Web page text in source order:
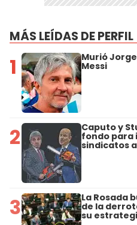
MÁS LEÍDAS DE PERFIL
1 Murió
Messi
2 Caputo y
fondo para
sindicatos
3 La Rosada
de la
su